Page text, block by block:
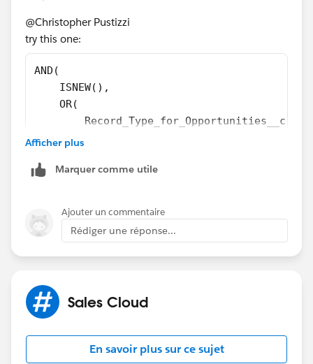
@Christopher Pustizzi
try this one:
AND(
    ISNEW(),
    OR(
Record_Type_for_Opportunities__c =
)
Afficher plus
Marquer comme utile
Ajouter un commentaire
Rédiger une réponse...
Sales Cloud
En savoir plus sur ce sujet